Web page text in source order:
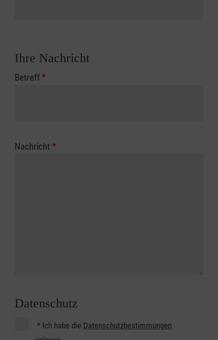
Ihre Nachricht
Betreff*
Nachricht *
Datenschutz
* Ich habe die Datenschutzbestimmungen